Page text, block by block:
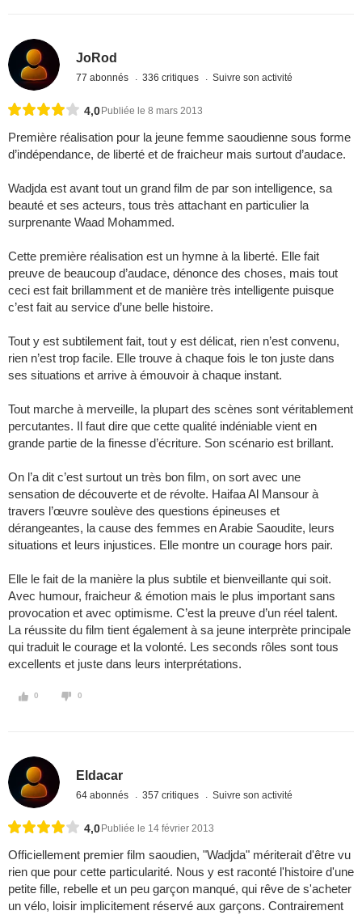
JoRod
77 abonnés 336 critiques Suivre son activité
4,0 Publiée le 8 mars 2013
Première réalisation pour la jeune femme saoudienne sous forme
d’indépendance, de liberté et de fraicheur mais surtout d’audace.
Wadjda est avant tout un grand film de par son intelligence, sa
beauté et ses acteurs, tous très attachant en particulier la
surprenante Waad Mohammed.
Cette première réalisation est un hymne à la liberté. Elle fait
preuve de beaucoup d’audace, dénonce des choses, mais tout
ceci est fait brillamment et de manière très intelligente puisque
c’est fait au service d’une belle histoire.
Tout y est subtilement fait, tout y est délicat, rien n’est convenu,
rien n’est trop facile. Elle trouve à chaque fois le ton juste dans
ses situations et arrive à émouvoir à chaque instant.
Tout marche à merveille, la plupart des scènes sont véritablement
percutantes. Il faut dire que cette qualité indéniable vient en
grande partie de la finesse d’écriture. Son scénario est brillant.
On l’a dit c’est surtout un très bon film, on sort avec une
sensation de découverte et de révolte. Haifaa Al Mansour à
travers l’œuvre soulève des questions épineuses et
dérangeantes, la cause des femmes en Arabie Saoudite, leurs
situations et leurs injustices. Elle montre un courage hors pair.
Elle le fait de la manière la plus subtile et bienveillante qui soit.
Avec humour, fraicheur & émotion mais le plus important sans
provocation et avec optimisme. C’est la preuve d’un réel talent.
La réussite du film tient également à sa jeune interprète principale
qui traduit le courage et la volonté. Les seconds rôles sont tous
excellents et juste dans leurs interprétations.
0 0
Eldacar
64 abonnés 357 critiques Suivre son activité
4,0 Publiée le 14 février 2013
Officiellement premier film saoudien, "Wadjda" mériterait d'être vu
rien que pour cette particularité. Nous y est raconté l'histoire d'une
petite fille, rebelle et un peu garçon manqué, qui rêve de s'acheter
un vélo, loisir implicitement réservé aux garçons. Contrairement